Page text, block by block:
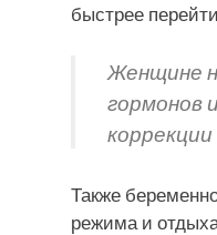
быстрее
Женщине
гормонов
Также
режима и